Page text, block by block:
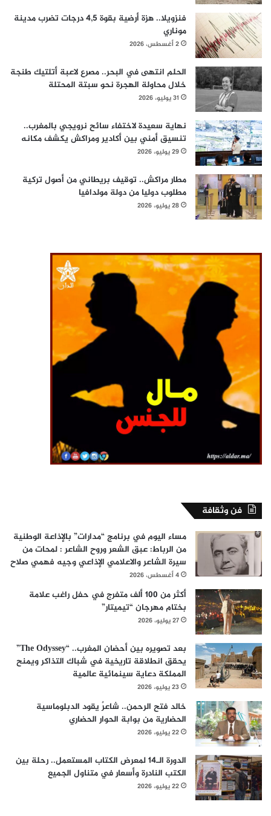
فنزويلا.. هزة أرضية بقوة 4,5 درجات تضرب مدينة
موناري
2 أغسطس، 2026
الحلم انتهى في البحر.. مصرع لاعبة أتلتيك طنجة
خلال محاولة الهجرة نحو سبتة المحتلة
31 يوليو، 2026
نهاية سعيدة لاختفاء سائح نرويجي بالمغرب..
تنسيق أمني بين أكادير ومراكش يكشف مكانه
29 يوليو، 2026
مطار مراكش.. توقيف بريطاني من أصول تركية
مطلوب دوليا من دولة مولدافيا
28 يوليو، 2026
فن وثقافة
مساء اليوم في برنامج “مدارات” بالإذاعة الوطنية
من الرباط: عبق الشعر وروح الشاعر : لمحات من
سيرة الشاعر والاعلامي الإذاعي وجيه فهمي صلاح
4 أغسطس، 2026
أكثر من 100 ألف متفرج في حفل راغب علامة
بختام مهرجان “تيميتار”
27 يوليو، 2026
بعد تصويره بين أحضان المغرب.. “The Odyssey”
يحقق انطلاقة تاريخية في شباك التذاكر ويمنح
المملكة دعاية سينمائية عالمية
23 يوليو، 2026
خالد فتح الرحمن.. شاعرٌ يقود الدبلوماسية
الحضارية من بوابة الحوار الحضاري
22 يوليو، 2026
الدورة الـ14 لمعرض الكتاب المستعمل.. رحلة بين
الكتب النادرة وأسعار في متناول الجميع
22 يوليو، 2026